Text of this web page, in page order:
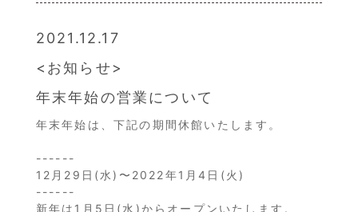
2021.12.17
お知らせ
年末年始の営業について
年末年始は、下記の期間休館いたします。
------
12月29日(水)〜2022年1月4日(火)
------
新年は1月5日(水)からオープンいたします。